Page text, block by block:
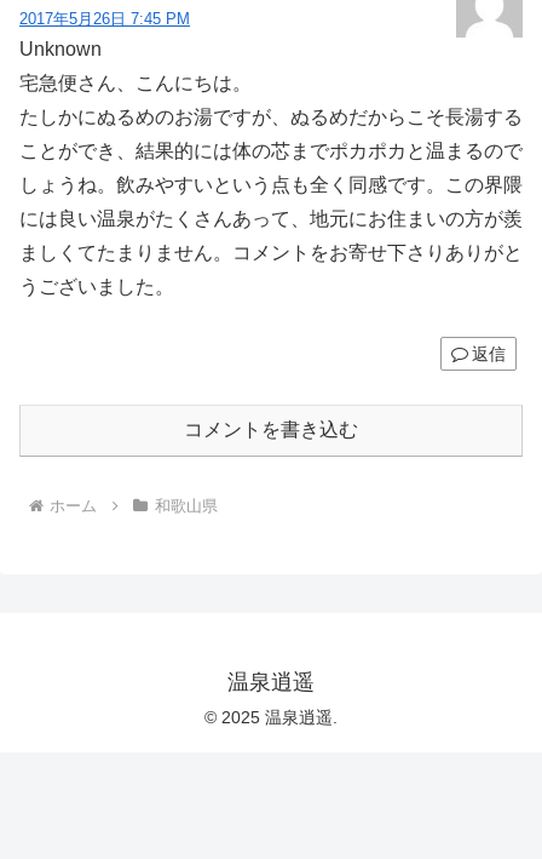
2017年5月26日 7:45 PM
Unknown
宅急便さん、こんにちは。
たしかにぬるめのお湯ですが、ぬるめだからこそ長湯する
ことができ、結果的には体の芯までポカポカと温まるので
しょうね。飲みやすいという点も全く同感です。この界隈
には良い温泉がたくさんあって、地元にお住まいの方が羨
ましくてたまりません。コメントをお寄せ下さりありがと
うございました。
返信
コメントを書き込む
ホーム 和歌山県
温泉逍遥
© 2025 温泉逍遥.